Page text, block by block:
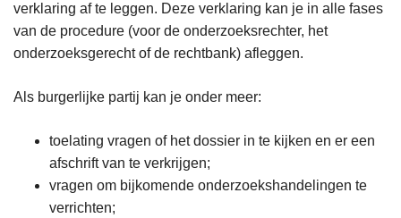
verklaring af te leggen. Deze verklaring kan je in alle fases
van de procedure (voor de onderzoeksrechter, het
onderzoeksgerecht of de rechtbank) afleggen.
Als burgerlijke partij kan je onder meer:
toelating vragen of het dossier in te kijken en er een
afschrift van te verkrijgen;
vragen om bijkomende onderzoekshandelingen te
verrichten;